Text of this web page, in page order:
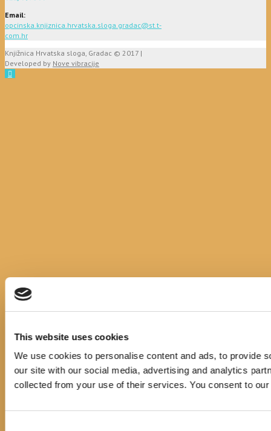
This website uses cookies
We use cookies to personalise content and ads, to provide
our site with our social media, advertising and analytics
collected from your use of their services. You consent to
Email:
opcinska.knjiznica.hrvatska.sloga.gradac@st.t-
com.hr
Knjižnica Hrvatska sloga, Gradac © 2017 |
Developed by Nove vibracije